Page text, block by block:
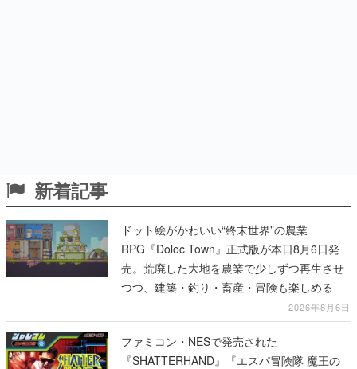
新着記事
ドット絵がかわいい“終末世界”の農業
RPG『Doloc Town』正式版が本日8月6日発
売。荒廃した大地を農業で少しずつ再生させ
つつ、建築・釣り・畜産・冒険も楽しめる
2026年8月6日
ファミコン・NESで発売された
『SHATTERHAND』『エスパ冒険隊 魔王の